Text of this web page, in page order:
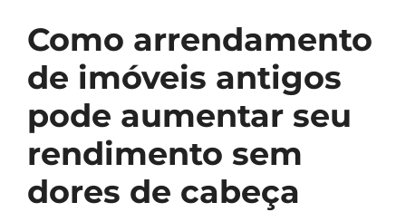
Como arrendamento
de imóveis antigos
pode aumentar seu
rendimento sem
dores de cabeça